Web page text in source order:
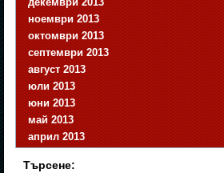
ноември 2013
октомври 2013
септември 2013
август 2013
юли 2013
юни 2013
май 2013
април 2013
Търсене: